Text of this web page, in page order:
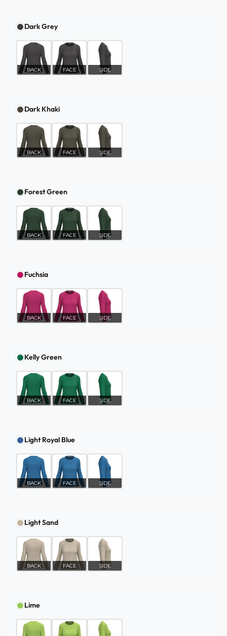
Dark Grey
BACK FACE SIDE
Dark Khaki
BACK FACE SIDE
Forest Green
BACK FACE SIDE
Fuchsia
BACK FACE SIDE
Kelly Green
BACK FACE SIDE
Light Royal Blue
BACK FACE SIDE
Light Sand
BACK FACE SIDE
Lime